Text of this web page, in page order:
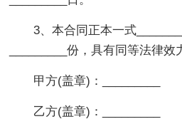
3、本合同正本一式
_________份，具有同等法律效
甲方(盖章)：_________
乙方(盖章)：_________